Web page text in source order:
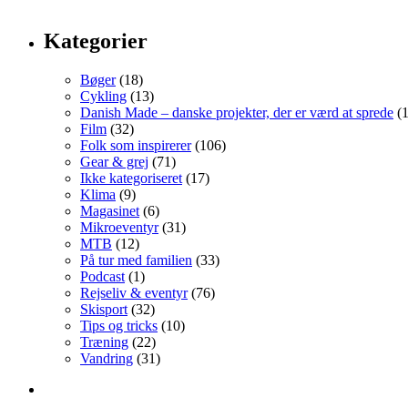
Kategorier
Bøger(18)
Cykling (13)
Danish Made – danske projekter, der er værd at sprede
Film (32)
Folk som inspirerer(106)
Gear & grej (71)
Ikke kategoriseret (17)
Klima (9)
Magasinet (6)
Mikroeventyr(31)
MTB (12)
På tur med familien (33)
Podcast (1)
Rejseliv & eventyr(76)
Skisport (32)
Tips og tricks (10)
Træning (22)
Vandring (31)